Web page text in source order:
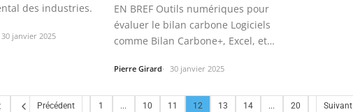
des industries.
30 janvier 2025
EN BREF Outils numériques pour
évaluer le bilan carbone Logiciels
comme Bilan Carbone+, Excel, et…
Pierre Girard 30 janvier 2025
Précédent 1 ... 10 11 12 13 14 ... 20 Suivant